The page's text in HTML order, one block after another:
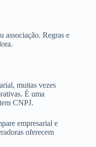
associação. Regras e
muitas vezes
É uma
CNPJ.
empresarial e
oferecem